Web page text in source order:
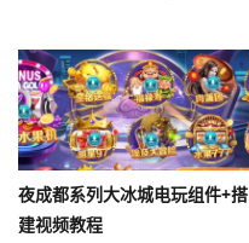
夜成都系列大冰城电玩组件+搭
建视频教程